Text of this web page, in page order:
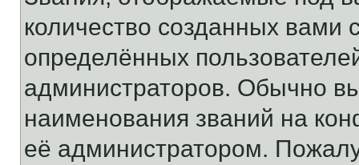
количество созданных
определённых
администраторов. Обычно
наименования званий на
её администратором.